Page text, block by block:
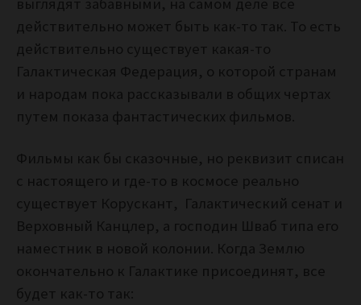
выглядят забавными, на самом деле все
действительно может быть как-то так. То есть
действительно существует какая-то
Галактическая Федерация, о которой странам
и народам пока рассказывали в общих чертах
путем показа фантастических фильмов.
Фильмы как бы сказочные, но реквизит списан
с настоящего и где-то в космосе реально
существует Корускант, Галактический сенат и
Верховный Канцлер, а господин Шваб типа его
наместник в новой колонии. Когда Землю
окончательно к Галактике присоединят, все
будет как-то так: